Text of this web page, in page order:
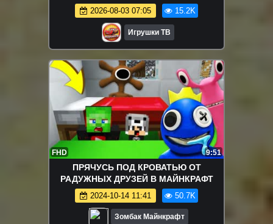
другие Тачки.
2026-08-03 07:05 15.2K
Игрушки ТВ
FHD 9:51
ПРЯЧУСЬ ПОД КРОВАТЬЮ ОТ
РАДУЖНЫХ ДРУЗЕЙ В МАЙНКРАФТ
2024-10-14 11:41 50.7K
Зомбак Майнкрафт